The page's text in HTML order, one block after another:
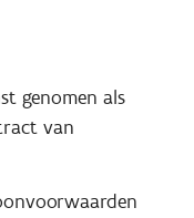
genomen als
van